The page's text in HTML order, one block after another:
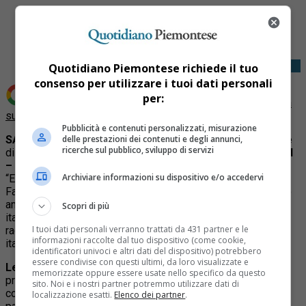
Aggiungi Quotidiano Piemontese come
Fonte preferita
su Google
SAN GIORIO– Si avvicina alla conclusione la fase di riprese
di “Storie per immagini”, ilprogetto promosso da
Recosol
– Rete delle Comunità Solidali
“Educare Insieme” del Dipartimento per le Politiche della
Famiglia della Presidenza del Consiglio dei Ministri. Questo
ambizioso progetto, che si estende su quattro diverse aree
italiane –
raccontare la vita e le esperienze delle piccole comunità
italiane attraverso la creazione di un documentario.
Le comunità coinvoltesono spesso marginali e fuori dai
principali circuiti turistici, luoghi dove i collegamenti sono
complessi e dove il periodo di isolamento dovuto alla
Quotidiano Piemontese richiede il tuo
consenso per utilizzare i tuoi dati personali
per:
Pubblicità e contenuti personalizzati, misurazione
delle prestazioni dei contenuti e degli annunci,
ricerche sul pubblico, sviluppo di servizi
Archiviare informazioni su dispositivo e/o accedervi
Scopri di più
I tuoi dati personali verranno trattati da 431 partner e le
informazioni raccolte dal tuo dispositivo (come cookie,
identificatori univoci e altri dati del dispositivo) potrebbero
essere condivise con questi ultimi, da loro visualizzate e
memorizzate oppure essere usate nello specifico da questo
sito. Noi e i nostri partner potremmo utilizzare dati di
localizzazione esatti. Elenco dei partner.